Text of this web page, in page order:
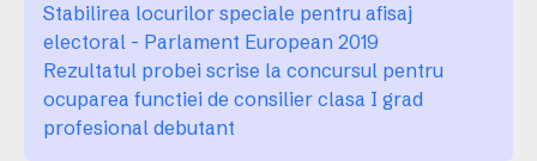
Stabilirea locurilor speciale pentru afisaj
electoral - Parlament European 2019
Rezultatul probei scrise la concursul pentru
ocuparea functiei de consilier clasa I grad
profesional debutant